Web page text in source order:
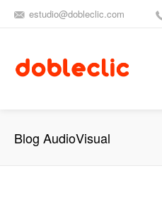
estudio@dobleclic.com
Blog AudioVisual